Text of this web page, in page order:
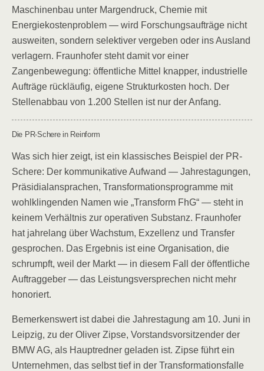
Maschinenbau unter Margendruck, Chemie mit
Energiekostenproblem — wird Forschungsaufträge nicht
ausweiten, sondern selektiver vergeben oder ins Ausland
verlagern. Fraunhofer steht damit vor einer
Zangenbewegung: öffentliche Mittel knapper, industrielle
Aufträge rückläufig, eigene Strukturkosten hoch. Der
Stellenabbau von 1.200 Stellen ist nur der Anfang.
Die PR-Schere in Reinform
Was sich hier zeigt, ist ein klassisches Beispiel der PR-
Schere: Der kommunikative Aufwand — Jahrestagungen,
Präsidialansprachen, Transformationsprogramme mit
wohlklingenden Namen wie „Transform FhG“ — steht in
keinem Verhältnis zur operativen Substanz. Fraunhofer
hat jahrelang über Wachstum, Exzellenz und Transfer
gesprochen. Das Ergebnis ist eine Organisation, die
schrumpft, weil der Markt — in diesem Fall der öffentliche
Auftraggeber — das Leistungsversprechen nicht mehr
honoriert.
Bemerkenswert ist dabei die Jahrestagung am 10. Juni in
Leipzig, zu der Oliver Zipse, Vorstandsvorsitzender der
BMW AG, als Hauptredner geladen ist. Zipse führt ein
Unternehmen, das selbst tief in der Transformationsfalle